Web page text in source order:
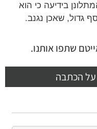
בידיעה כי הוא
גדול, שאכן נגנב.
שתפו אותנו.
הכתבה